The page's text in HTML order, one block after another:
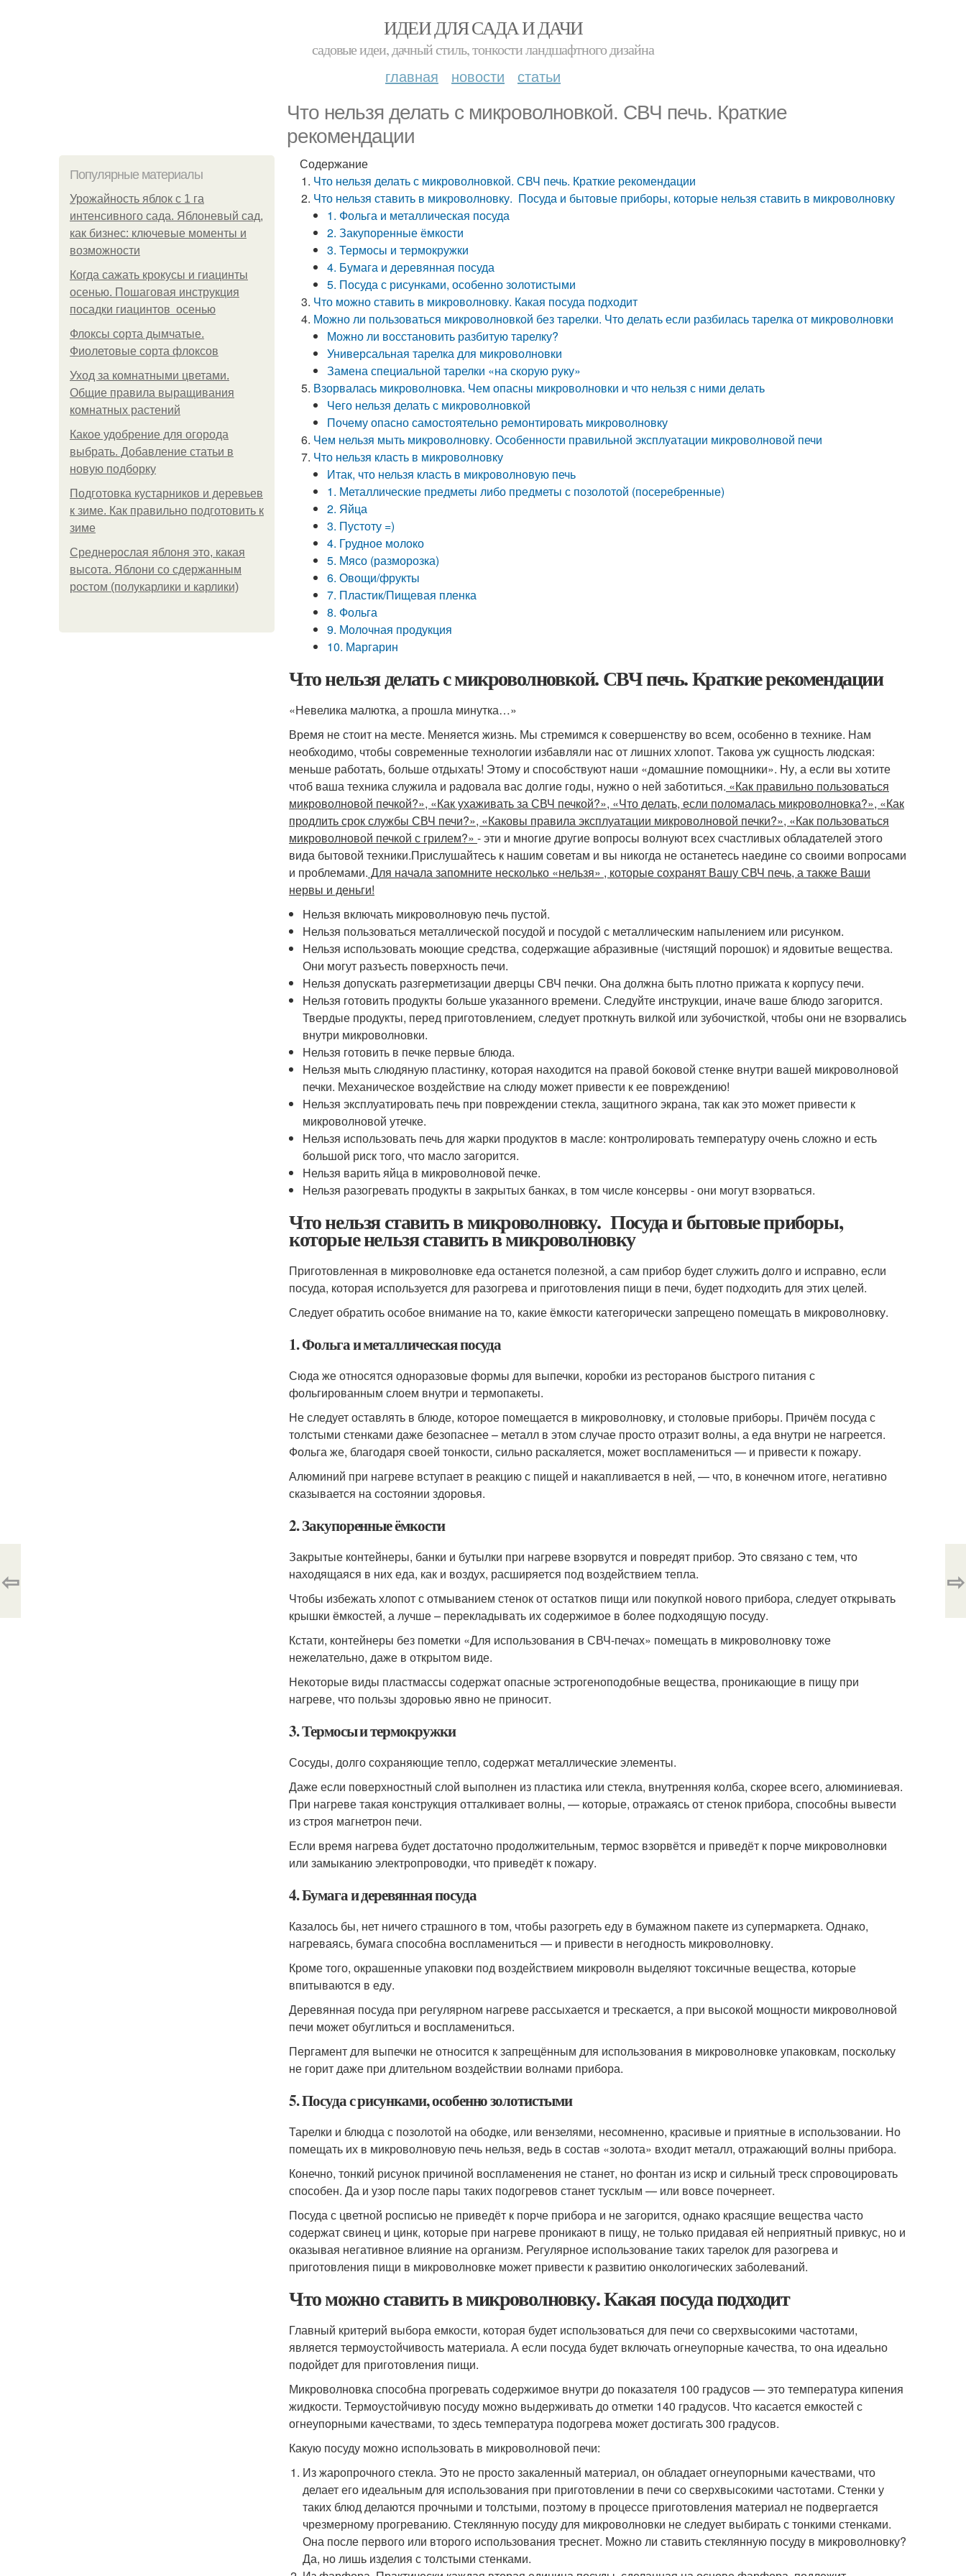
ИДЕИ ДЛЯ САДА И ДАЧИ
садовые идеи, дачный стиль, тонкости ландшафтного дизайна
главная новости статьи
Что нельзя делать с микроволновкой. СВЧ печь. Краткие
рекомендации
Популярные материалы
Урожайность яблок с 1 га
интенсивного сада. Яблоневый сад,
как бизнес: ключевые моменты и
возможности
Когда сажать крокусы и гиацинты
осенью. Пошаговая инструкция
посадки гиацинтов осенью
Флоксы сорта дымчатые.
Фиолетовые сорта флоксов
Уход за комнатными цветами.
Общие правила выращивания
комнатных растений
Какое удобрение для огорода
выбрать. Добавление статьи в
новую подборку
Подготовка кустарников и деревьев
к зиме. Как правильно подготовить к
зиме
Среднерослая яблоня это, какая
высота. Яблони со сдержанным
ростом (полукарлики и карлики)
Содержание
Что нельзя делать с микроволновкой. СВЧ печь. Краткие рекомендации
Что нельзя ставить в микроволновку. Посуда и бытовые приборы, которые нельзя ставить в микроволновку
1. Фольга и металлическая посуда
2. Закупоренные ёмкости
3. Термосы и термокружки
4. Бумага и деревянная посуда
5. Посуда с рисунками, особенно золотистыми
Что можно ставить в микроволновку. Какая посуда подходит
Можно ли пользоваться микроволновкой без тарелки. Что делать если разбилась тарелка от микроволновки
Можно ли восстановить разбитую тарелку?
Универсальная тарелка для микроволновки
Замена специальной тарелки «на скорую руку»
Взорвалась микроволновка. Чем опасны микроволновки и что нельзя с ними делать
Чего нельзя делать с микроволновкой
Почему опасно самостоятельно ремонтировать микроволновку
Чем нельзя мыть микроволновку. Особенности правильной эксплуатации микроволновой печи
Что нельзя класть в микроволновку
Итак, что нельзя класть в микроволновую печь
1. Металлические предметы либо предметы с позолотой (посеребренные)
2. Яйца
3. Пустоту =)
4. Грудное молоко
5. Мясо (разморозка)
6. Овощи/фрукты
7. Пластик/Пищевая пленка
8. Фольга
9. Молочная продукция
10. Маргарин
Что нельзя делать с микроволновкой. СВЧ печь. Краткие рекомендации
«Невелика малютка, а прошла минутка…»
Время не стоит на месте. Меняется жизнь. Мы стремимся к совершенству во всем, особенно в технике. Нам
необходимо, чтобы современные технологии избавляли нас от лишних хлопот. Такова уж сущность людская:
меньше работать, больше отдыхать! Этому и способствуют наши «домашние помощники». Ну, а если вы хотите
чтоб ваша техника служила и радовала вас долгие годы, нужно о ней заботиться. «Как правильно пользоваться
микроволновой печкой?», «Как ухаживать за СВЧ печкой?», «Что делать, если поломалась микроволновка?», «Как
продлить срок службы СВЧ печи?», «Каковы правила эксплуатации микроволновой печки?», «Как пользоваться
микроволновой печкой с грилем?» - эти и многие другие вопросы волнуют всех счастливых обладателей этого
вида бытовой техники.Прислушайтесь к нашим советам и вы никогда не останетесь наедине со своими вопросами
и проблемами. Для начала запомните несколько «нельзя» , которые сохранят Вашу СВЧ печь, а также Ваши
нервы и деньги!
Нельзя включать микроволновую печь пустой.
Нельзя пользоваться металлической посудой и посудой с металлическим напылением или рисунком.
Нельзя использовать моющие средства, содержащие абразивные (чистящий порошок) и ядовитые вещества.
Они могут разъесть поверхность печи.
Нельзя допускать разгерметизации дверцы СВЧ печки. Она должна быть плотно прижата к корпусу печи.
Нельзя готовить продукты больше указанного времени. Следуйте инструкции, иначе ваше блюдо загорится.
Твердые продукты, перед приготовлением, следует проткнуть вилкой или зубочисткой, чтобы они не взорвались
внутри микроволновки.
Нельзя готовить в печке первые блюда.
Нельзя мыть слюдяную пластинку, которая находится на правой боковой стенке внутри вашей микроволновой
печки. Механическое воздействие на слюду может привести к ее повреждению!
Нельзя эксплуатировать печь при повреждении стекла, защитного экрана, так как это может привести к
микроволновой утечке.
Нельзя использовать печь для жарки продуктов в масле: контролировать температуру очень сложно и есть
большой риск того, что масло загорится.
Нельзя варить яйца в микроволновой печке.
Нельзя разогревать продукты в закрытых банках, в том числе консервы - они могут взорваться.
Что нельзя ставить в микроволновку. Посуда и бытовые приборы,
которые нельзя ставить в микроволновку
Приготовленная в микроволновке еда останется полезной, а сам прибор будет служить долго и исправно, если
посуда, которая используется для разогрева и приготовления пищи в печи, будет подходить для этих целей.
Следует обратить особое внимание на то, какие ёмкости категорически запрещено помещать в микроволновку.
1. Фольга и металлическая посуда
Сюда же относятся одноразовые формы для выпечки, коробки из ресторанов быстрого питания с
фольгированным слоем внутри и термопакеты.
Не следует оставлять в блюде, которое помещается в микроволновку, и столовые приборы. Причём посуда с
толстыми стенками даже безопаснее – металл в этом случае просто отразит волны, а еда внутри не нагреется.
Фольга же, благодаря своей тонкости, сильно раскаляется, может воспламениться — и привести к пожару.
Алюминий при нагреве вступает в реакцию с пищей и накапливается в ней, — что, в конечном итоге, негативно
сказывается на состоянии здоровья.
2. Закупоренные ёмкости
Закрытые контейнеры, банки и бутылки при нагреве взорвутся и повредят прибор. Это связано с тем, что
находящаяся в них еда, как и воздух, расширяется под воздействием тепла.
Чтобы избежать хлопот с отмыванием стенок от остатков пищи или покупкой нового прибора, следует открывать
крышки ёмкостей, а лучше – перекладывать их содержимое в более подходящую посуду.
Кстати, контейнеры без пометки «Для использования в СВЧ-печах» помещать в микроволновку тоже
нежелательно, даже в открытом виде.
Некоторые виды пластмассы содержат опасные эстрогеноподобные вещества, проникающие в пищу при
нагреве, что пользы здоровью явно не приносит.
3. Термосы и термокружки
Сосуды, долго сохраняющие тепло, содержат металлические элементы.
Даже если поверхностный слой выполнен из пластика или стекла, внутренняя колба, скорее всего, алюминиевая.
При нагреве такая конструкция отталкивает волны, — которые, отражаясь от стенок прибора, способны вывести
из строя магнетрон печи.
Если время нагрева будет достаточно продолжительным, термос взорвётся и приведёт к порче микроволновки
или замыканию электропроводки, что приведёт к пожару.
4. Бумага и деревянная посуда
Казалось бы, нет ничего страшного в том, чтобы разогреть еду в бумажном пакете из супермаркета. Однако,
нагреваясь, бумага способна воспламениться — и привести в негодность микроволновку.
Кроме того, окрашенные упаковки под воздействием микроволн выделяют токсичные вещества, которые
впитываются в еду.
Деревянная посуда при регулярном нагреве рассыхается и трескается, а при высокой мощности микроволновой
печи может обуглиться и воспламениться.
Пергамент для выпечки не относится к запрещённым для использования в микроволновке упаковкам, поскольку
не горит даже при длительном воздействии волнами прибора.
5. Посуда с рисунками, особенно золотистыми
Тарелки и блюдца с позолотой на ободке, или вензелями, несомненно, красивые и приятные в использовании. Но
помещать их в микроволновую печь нельзя, ведь в состав «золота» входит металл, отражающий волны прибора.
Конечно, тонкий рисунок причиной воспламенения не станет, но фонтан из искр и сильный треск спровоцировать
способен. Да и узор после пары таких подогревов станет тусклым — или вовсе почернеет.
Посуда с цветной росписью не приведёт к порче прибора и не загорится, однако красящие вещества часто
содержат свинец и цинк, которые при нагреве проникают в пищу, не только придавая ей неприятный привкус, но и
оказывая негативное влияние на организм. Регулярное использование таких тарелок для разогрева и
приготовления пищи в микроволновке может привести к развитию онкологических заболеваний.
Что можно ставить в микроволновку. Какая посуда подходит
Главный критерий выбора емкости, которая будет использоваться для печи со сверхвысокими частотами,
является термоустойчивость материала. А если посуда будет включать огнеупорные качества, то она идеально
подойдет для приготовления пищи.
Микроволновка способна прогревать содержимое внутри до показателя 100 градусов — это температура кипения
жидкости. Термоустойчивую посуду можно выдерживать до отметки 140 градусов. Что касается емкостей с
огнеупорными качествами, то здесь температура подогрева может достигать 300 градусов.
Какую посуду можно использовать в микроволновой печи:
Из жаропрочного стекла. Это не просто закаленный материал, он обладает огнеупорными качествами, что
делает его идеальным для использования при приготовлении в печи со сверхвысокими частотами. Стенки у
таких блюд делаются прочными и толстыми, поэтому в процессе приготовления материал не подвергается
чрезмерному прогреванию. Стеклянную посуду для микроволновки не следует выбирать с тонкими стенками.
Она после первого или второго использования треснет. Можно ли ставить стеклянную посуду в микроволновку?
Да, но лишь изделия с толстыми стенками.
⇦ ⇨